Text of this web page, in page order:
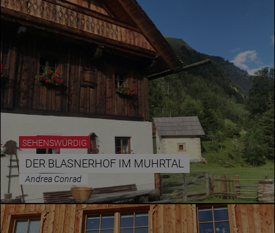
SEHENSWÜRDIG
DER BLASNERHOF IM MUHRTAL
Andrea Conrad